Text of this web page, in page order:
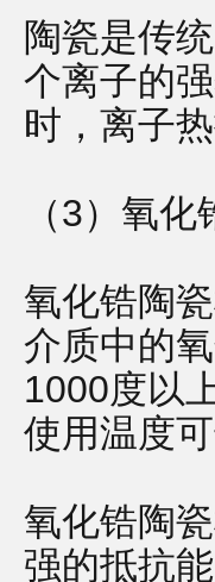
陶瓷是传
个离子的
时，离子
（3）氧
氧化锆陶
介质中的
1000度以
使用温度
氧化锆陶
强的抵抗